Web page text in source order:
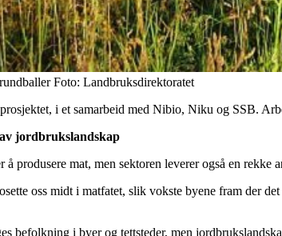
Foto: Landbruksdirektoratet
i et samarbeid med Nibio, Niku og SSB.
jordbrukslandskap
å produsere mat, men sektoren leverer også en
oss midt i matfatet, slik vokste byene fram der
befolkning i byer og tettsteder, men